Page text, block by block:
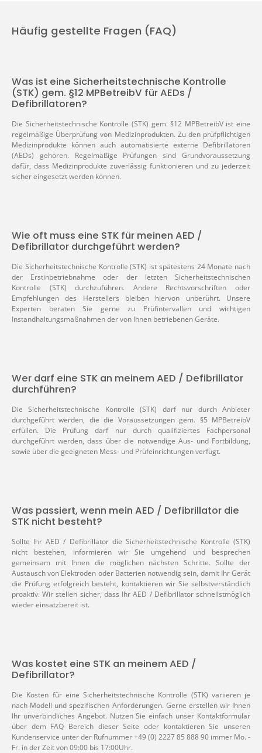
Häufig gestellte Fragen (FAQ)
Was ist eine Sicherheitstechnische Kontrolle
(STK) gem. §12 MPBetreibV für AEDs /
Defibrillatoren?
Die Sicherheitstechnische Kontrolle (STK) gem. §12 MPBetreibV ist eine
regelmäßige Überprüfung von Medizinprodukten. Zu den prüfpflichtigen
Medizinprodukte können auch automatisierte externe Defibrillatoren
(AEDs) gehören. Regelmäßige Prüfungen sind Grundvoraussetzung
dafür, dass Medizinprodukte zuverlässig funktionieren und zu jederzeit
sicher eingesetzt werden können.
Wie oft muss eine STK für meinen AED /
Defibrillator durchgeführt werden?
Die Sicherheitstechnische Kontrolle (STK) ist spätestens 24 Monate nach
der Erstinbetriebnahme oder der letzten Sicherheitstechnischen
Kontrolle (STK) durchzuführen. Andere Rechtsvorschriften oder
Empfehlungen des Herstellers bleiben hiervon unberührt. Unsere
Experten beraten Sie gerne zu Prüfintervallen und wichtigen
Instandhaltungsmaßnahmen der von Ihnen betriebenen Geräte.
Wer darf eine STK an meinem AED / Defibrillator
durchführen?
Die Sicherheitstechnische Kontrolle (STK) darf nur durch Anbieter
durchgeführt werden, die die Voraussetzungen gem. §5 MPBetreibV
erfüllen. Die Prüfung darf nur durch qualifiziertes Fachpersonal
durchgeführt werden, dass über die notwendige Aus- und Fortbildung,
sowie über die geeigneten Mess- und Prüfeinrichtungen verfügt.
Was passiert, wenn mein AED / Defibrillator die
STK nicht besteht?
Sollte Ihr AED / Defibrillator die Sicherheitstechnische Kontrolle (STK)
nicht bestehen, informieren wir Sie umgehend und besprechen
gemeinsam mit Ihnen die möglichen nächsten Schritte. Sollte der
Austausch von Elektroden oder Batterien notwendig sein, damit Ihr Gerät
die Prüfung erfolgreich besteht, kontaktieren wir Sie selbstverständlich
proaktiv. Wir stellen sicher, dass Ihr AED / Defibrillator schnellstmöglich
wieder einsatzbereit ist.
Was kostet eine STK an meinem AED /
Defibrillator?
Die Kosten für eine Sicherheitstechnische Kontrolle (STK) variieren je
nach Modell und spezifischen Anforderungen. Gerne erstellen wir Ihnen
Ihr unverbindliches Angebot. Nutzen Sie einfach unser Kontaktformular
über dem FAQ Bereich dieser Seite oder kontaktieren Sie unseren
Kundenservice unter der Rufnummer +49 (0) 2227 85 888 90 immer Mo. -
Fr. in der Zeit von 09:00 bis 17:00Uhr.